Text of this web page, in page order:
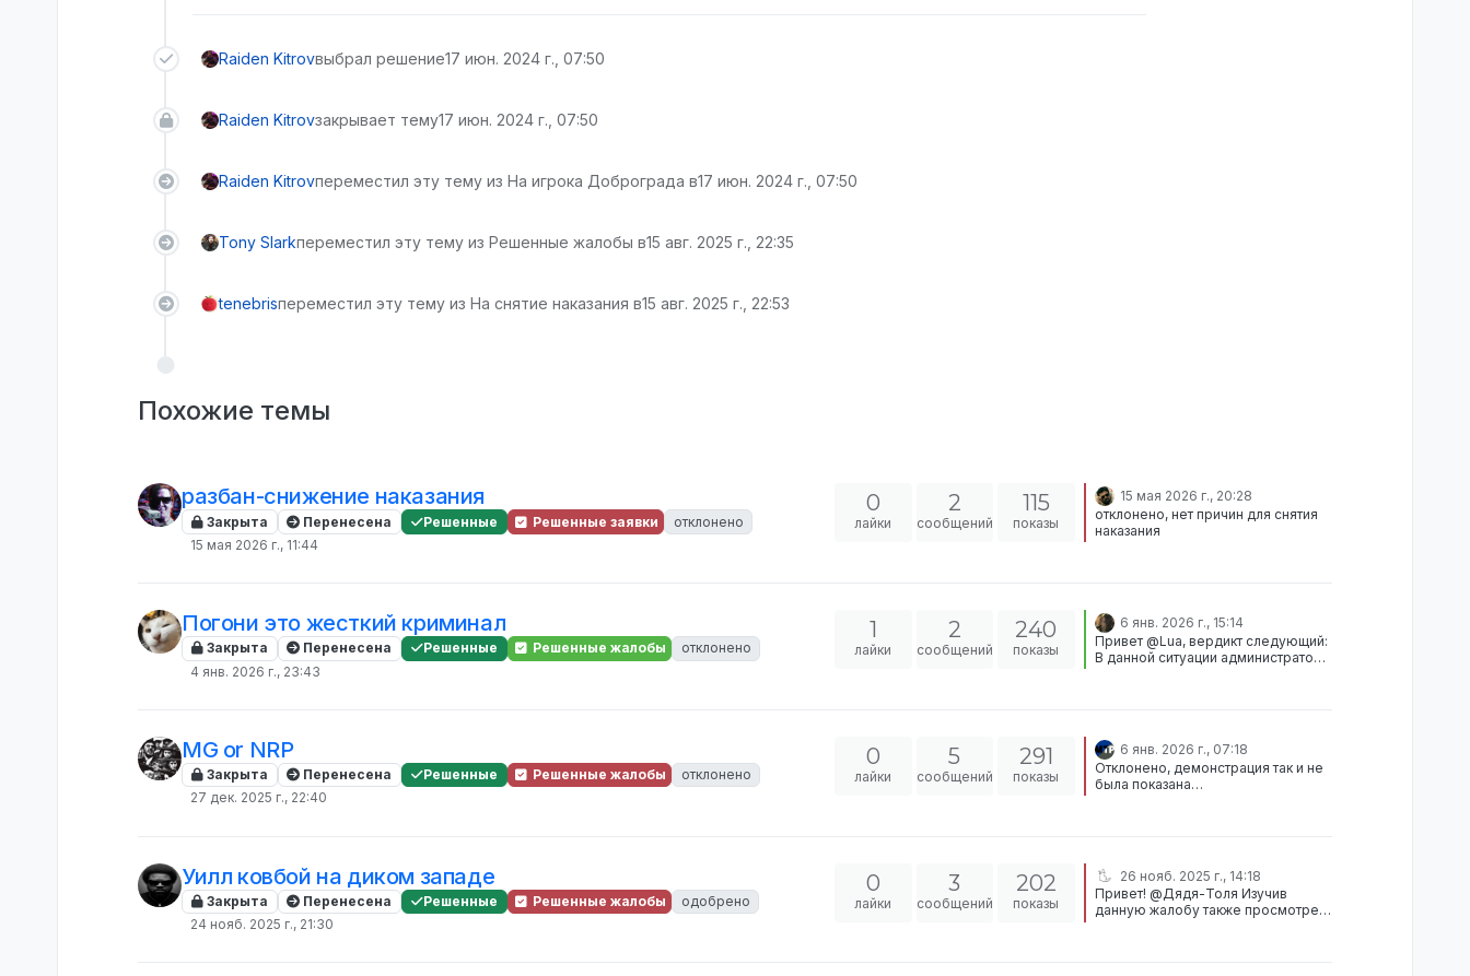
Raiden Kitrovвыбрал решение17 июн. 2024 г., 07:50
Raiden Kitrovзакрывает тему17 июн. 2024 г., 07:50
Raiden Kitrovпереместил эту тему из На игрока Доброграда в17 июн. 2024 г., 07:50
Tony Slarkпереместил эту тему из Решенные жалобы в15 авг. 2025 г., 22:35
tenebrisпереместил эту тему из На снятие наказания в15 авг. 2025 г., 22:53
Похожие темы
разбан-снижение наказания
Закрыта Перенесена Решенные Решенные заявки
отклонено
15 мая 2026 г., 11:44
0
лайки
2
сообщений
115
показы
15 мая 2026 г., 20:28
отклонено, нет причин для снятия
наказания
Погони это жесткий криминал
Закрыта Перенесена Решенные Решенные жалобы
отклонено
4 янв. 2026 г., 23:43
1
лайки
2
сообщений
240
показы
6 янв. 2026 г., 15:14
Привет @Lua, вердикт следующий:
В данной ситуации администратор
ты (зачем-то?) сбросил свой авто в
озеро, избавившись от улик и
прибавив себе отягчающие
условия при заключении. ИТОГ:
MG or NRP
Закрыта Перенесена Решенные Решенные жалобы
отклонено
27 дек. 2025 г., 22:40
0
лайки
5
сообщений
291
показы
6 янв. 2026 г., 07:18
Отклонено, демонстрация так и не
была показана…
Уилл ковбой на диком западе
Закрыта Перенесена Решенные Решенные жалобы
одобрено
24 нояб. 2025 г., 21:30
0
лайки
3
сообщений
202
показы
26 нояб. 2025 г., 14:18
Привет! @Дядя-Толя Изучив
данную жалобу также просмотрев